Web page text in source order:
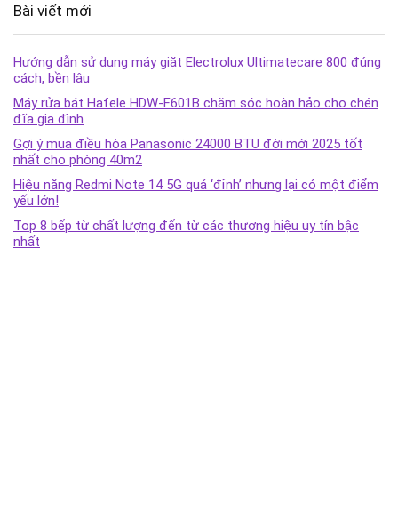
Bài viết mới
Hướng dẫn sử dụng máy giặt Electrolux Ultimatecare 800 đúng
cách, bền lâu
Máy rửa bát Hafele HDW-F601B chăm sóc hoàn hảo cho chén
đĩa gia đình
Gợi ý mua điều hòa Panasonic 24000 BTU đời mới 2025 tốt
nhất cho phòng 40m2
Hiệu năng Redmi Note 14 5G quá ‘đỉnh’ nhưng lại có một điểm
yếu lớn!
Top 8 bếp từ chất lượng đến từ các thương hiệu uy tín bậc
nhất